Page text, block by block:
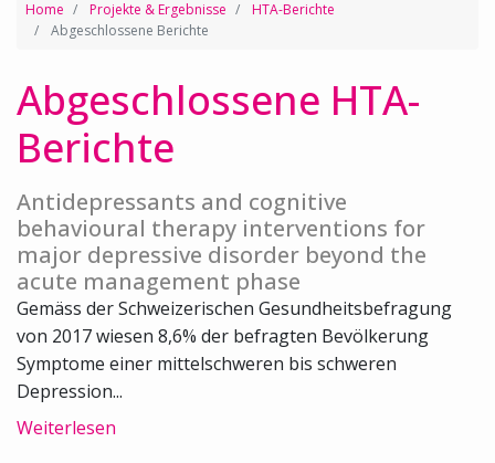
Home Projekte & Ergebnisse
HTA-Berichte
Abgeschlossene Berichte
Abgeschlossene HTA-
Berichte
Antidepressants and cognitive
behavioural therapy interventions for
major depressive disorder beyond the
acute management phase
Gemäss der Schweizerischen Gesundheitsbefragung
von 2017 wiesen 8,6% der befragten Bevölkerung
Symptome einer mittelschweren bis schweren
Depression...
Weiterlesen